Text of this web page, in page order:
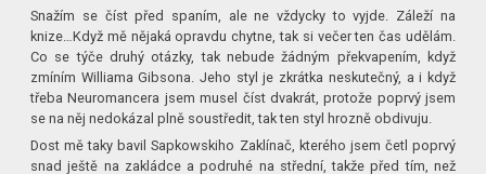
Snažím se číst před spaním, ale ne vždycky to vyjde. Záleží na
knize…Když mě nějaká opravdu chytne, tak si večer ten čas udělám.
Co se týče druhý otázky, tak nebude žádným překvapením, když
zmíním Williama Gibsona. Jeho styl je zkrátka neskutečný, a i když
třeba Neuromancera jsem musel číst dvakrát, protože poprvý jsem
se na něj nedokázal plně soustředit, tak ten styl hrozně obdivuju.
Dost mě taky bavil Sapkowskiho Zaklínač, kterého jsem četl poprvý
snad ještě na zakládce a podruhé na střední, takže před tím, než